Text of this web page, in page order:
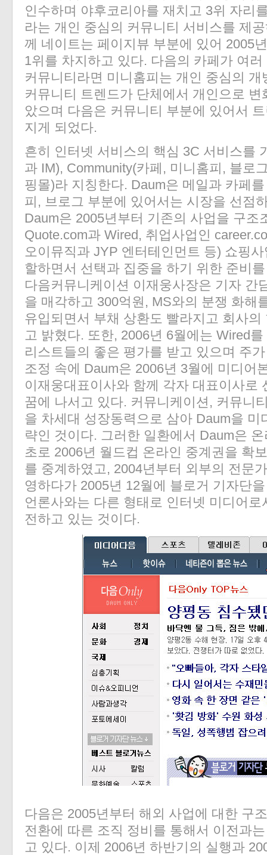
인수하며 야후코리아를 재치고 3위 자리
라는 개인 중심의 커뮤니티 서비스를 제
께 네이트는 페이지뷰 부분에 있어 2005
1위를 차지하고 있다. 다음의 카페가 여
커뮤니티라면 미니홈피는 개인 중심의
커뮤니티 트렌드가 단체에서 개인으로
았으며 다음은 커뮤니티 부분에 있어서
지게 되었다.
흔히 인터넷 서비스의 핵심 3C 서비스를
과 IM), Community(카페, 미니홈피, 블로
핑몰)라 지칭한다. Daum은 메일과 카페
피, 브로그 부분에 있어서는 시장을 선점
Daum은 2005년부터 기존의 사업을 구조
Quote.com과 Wired, 취업사업인
오이뮤직과 JYP 엔터테인먼트 등) 쇼핑
할하면서 선택과 집중을 하기 위한 준비
다음커뮤니케이션 이재웅사장은 기자 간
을 매각하고 300억원, MS와의 분쟁 화해
유입되면서 부채 상환도 빨라지고 회사
고 밝혔다. 또한, 2006년 6월에는 Wired
리스트들의 좋은 평가를 받고 있으며 주
조정 속에 Daum은 2006년 3월에 미디어
이재웅대표이사와 함께 각자 대표이사로
꿈에 나서고 있다. 커뮤니케이션, 커뮤니
을 차세대 성장동력으로 삼아 Daum을
략인 것이다. 그러한 일환에서 Daum은
초로 2006년 월드컵 온라인 중계권을 확
를 중계하였고, 2004년부터 외부의 전문
영하다가 2005년 12월에 블로거 기자단
언론사와는 다른 형태로 인터넷 미디어
전하고 있는 것이다.
다음은 2005년부터 해외 사업에 대한 구
전환에 따른 조직 정비를 통해서 이전과
고 있다. 이제 2006년 하반기의 실행과